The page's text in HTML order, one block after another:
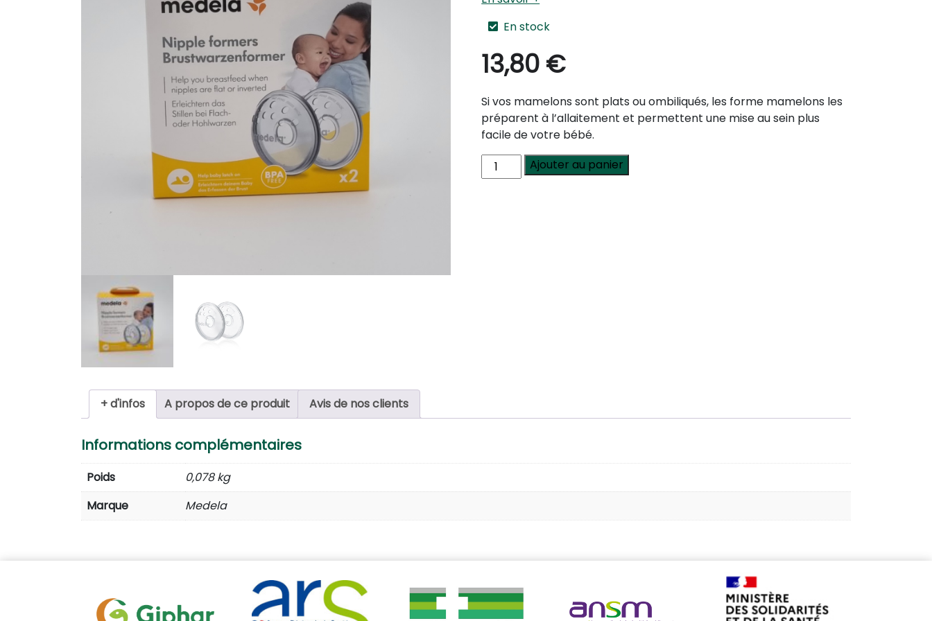
En stock
13,80 €
Si vos mamelons sont plats ou ombiliqués, les forme mamelons les
préparent à l’allaitement et permettent une mise au sein plus
facile de votre bébé.
quantité
de
Ajouter au panier
+ d'infos A propos de ce produit Avis de nos clients
Informations complémentaires
Poids
0,078 kg
Marque
Medela